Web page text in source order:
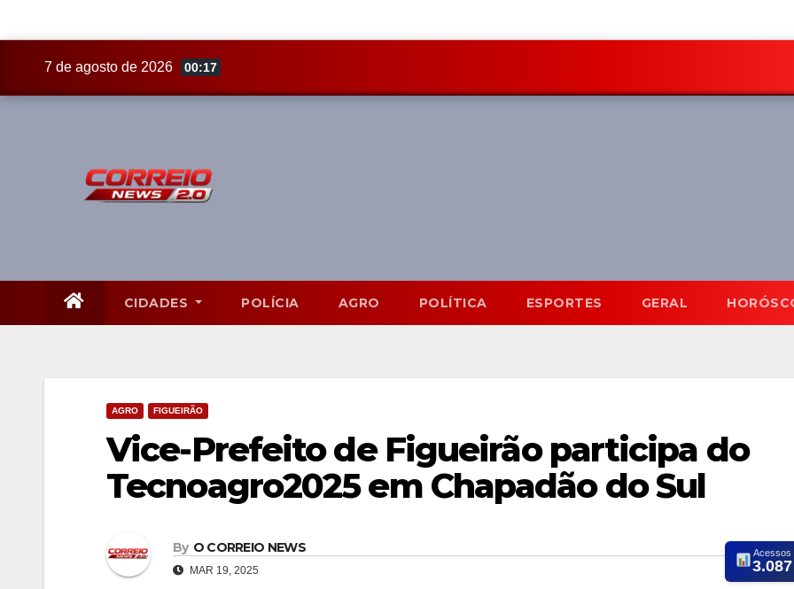
7 de agosto de 2026 00:17
CIDADES POLÍCIA AGRO POLÍTICA ESPORTES GERAL
AGRO FIGUEIRÃO
Vice-Prefeito de Figueirão participa do
Tecnoagro2025 em Chapadão do Sul
By O CORREIO NEWS
MAR 19, 2025
Acessos
3.087